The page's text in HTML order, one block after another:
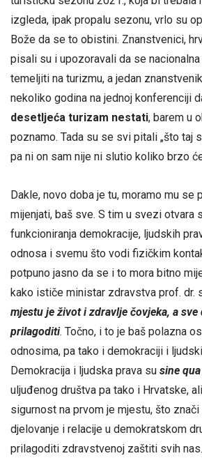
izgleda, ipak propalu sezonu, vrlo su
Bože da se to obistini. Znanstvenici,
pisali su i upozoravali da se
temeljiti na turizmu, a jedan
nekoliko godina na jednoj konferenciji
desetljeća turizam nestati, barem u
poznamo. Tada su se svi pitali „što taj
pa ni on sam nije ni slutio koliko brzo
Dakle, novo doba je tu, moramo mu se
mijenjati, baš sve. S tim u svezi otvara
funkcioniranja demokracije, ljudskih
odnosa i svemu što vodi fizičkim
potpuno jasno da se i to mora bitno
kako ističe ministar zdravstva prof. dr.
mjestu je život i zdravlje čovjeka, a
prilagoditi. Točno, i to je baš polazna
odnosima, pa tako i demokraciji i
Demokracija i ljudska prava su sine
uljuđenog društva pa tako i Hrvatske,
sigurnost na prvom je mjestu, što
djelovanje i relacije u demokratskom
prilagoditi zdravstvenoj zaštiti svih